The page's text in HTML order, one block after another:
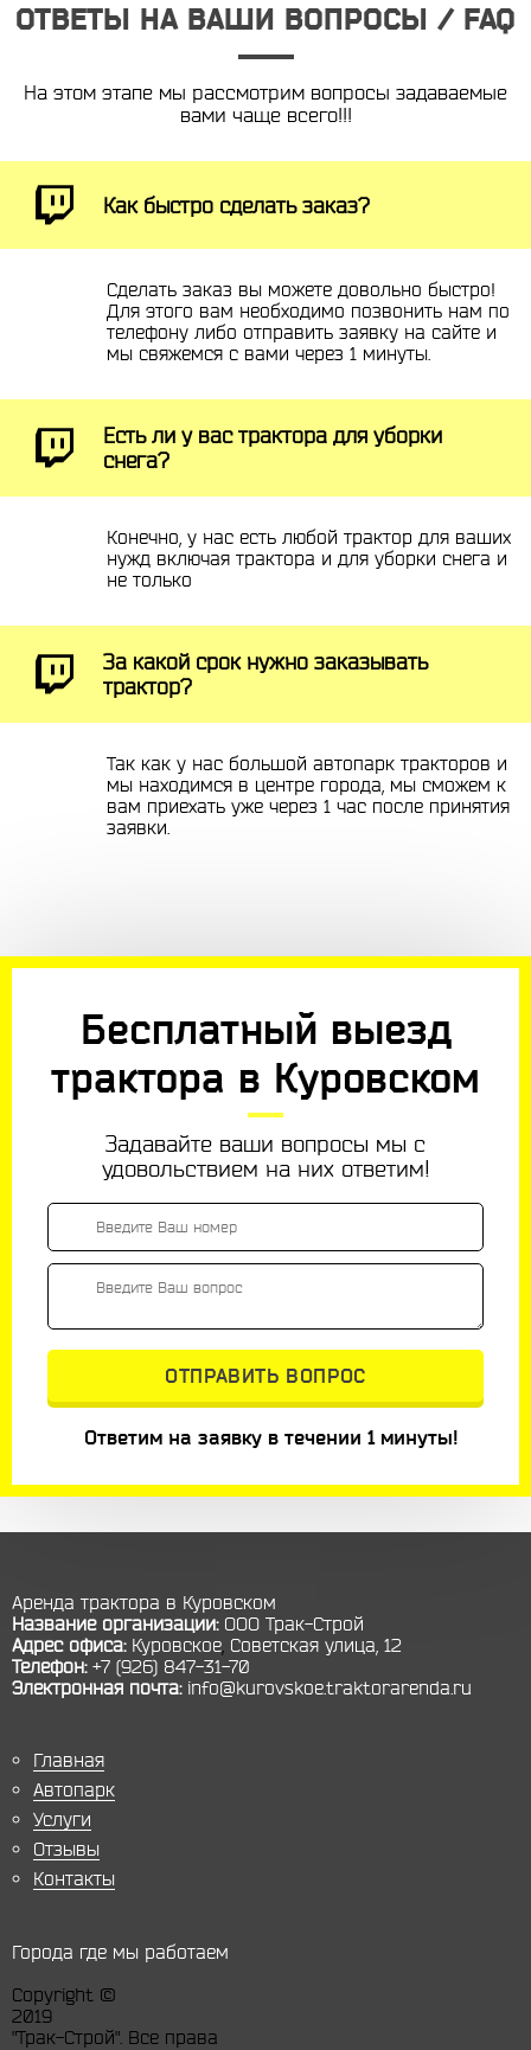
ОТВЕТЫ НА ВАШИ ВОПРОСЫ / FAQ
На этом этапе мы рассмотрим вопросы задаваемые
вами чаще всего!!!
Как быстро сделать заказ?
Сделать заказ вы можете довольно быстро!
Для этого вам необходимо позвонить нам по
телефону либо отправить заявку на сайте и
мы свяжемся с вами через 1 минуты.
Есть ли у вас трактора для уборки
снега?
Конечно, у нас есть любой трактор для ваших
нужд включая трактора и для уборки снега и
не только
За какой срок нужно заказывать
трактор?
Так как у нас большой автопарк тракторов и
мы находимся в центре города, мы сможем к
вам приехать уже через 1 час после принятия
заявки.
Бесплатный выезд
трактора в Куровском
Задавайте ваши вопросы мы с
удовольствием на них ответим!
Ответим на заявку в течении 1 минуты!
Аренда трактора в Куровском
Название организации: ООО Трак-Строй
Адрес офиса: Куровское Советская улица, 12
Телефон: +7 (926) 847-31-70
Электронная почта: info@kurovskoe.traktorarenda.ru
Главная
Автопарк
Услуги
Отзывы
Контакты
Города где мы работаем
Copyright ©
2019
"Трак-Строй". Все права